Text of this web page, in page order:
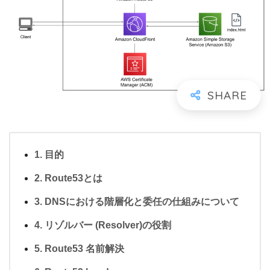
目的
Route53とは
DNSにおける階層化と委任の仕組みについて
リゾルバー (Resolver)の役割
Route53 名前解決